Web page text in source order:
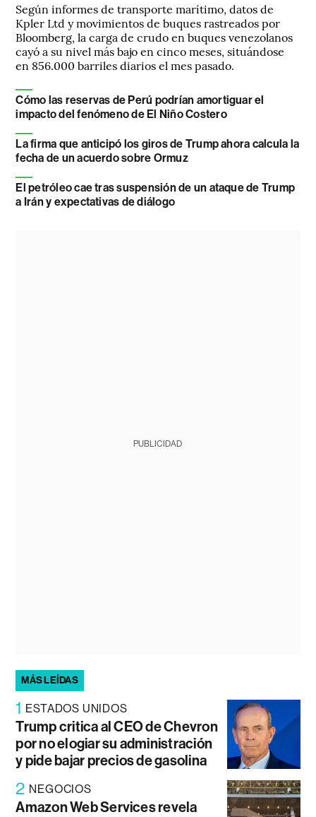
Según informes de transporte marítimo, datos de
Kpler Ltd y movimientos de buques rastreados por
Bloomberg, la carga de crudo en buques venezolanos
cayó a su nivel más bajo en cinco meses, situándose
en 856.000 barriles diarios el mes pasado.
Cómo las reservas de Perú podrían amortiguar el
impacto del fenómeno de El Niño Costero
La firma que anticipó los giros de Trump ahora calcula la
fecha de un acuerdo sobre Ormuz
El petróleo cae tras suspensión de un ataque de Trump
a Irán y expectativas de diálogo
PUBLICIDAD
MÁS LEÍDAS
1 ESTADOS UNIDOS
Trump critica al CEO de Chevron
por no elogiar su administración
y pide bajar precios de gasolina
2 NEGOCIOS
Amazon Web Services revela